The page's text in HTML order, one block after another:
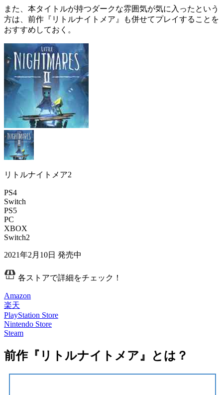
また、本タイトルが持つダークな雰囲気が気に入ったという
方は、 前作『リトルナイトメア』
も併せてプレイすることを
おすすめしておく。
リトルナイトメア2
PS4
Switch
PS5
PC
XBOX
Switch2
2021年2月10日 発売中
各ストアで詳細をチェック！
Amazon
楽天
PlayStation Store
Nintendo Store
Steam
前作『リトルナイトメア』とは？